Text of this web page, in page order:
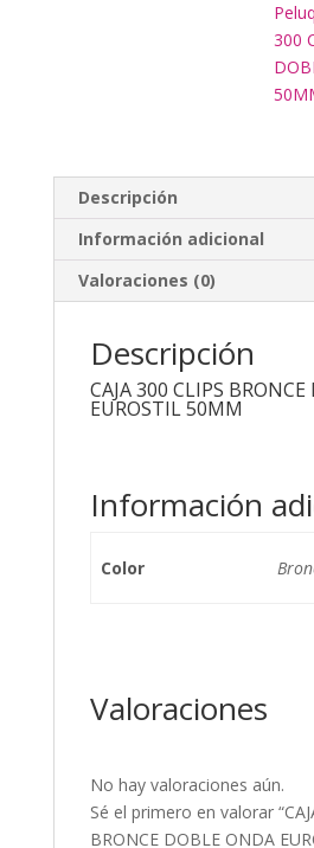
300
Descripción
Información adicional
Valoraciones (0)
Descripción
CAJA 300 CLIPS
EUROSTIL 50MM
Información
Color
Valoraciones
No hay valoraciones aún.
Sé el primero en valorar
BRONCE DOBLE ONDA